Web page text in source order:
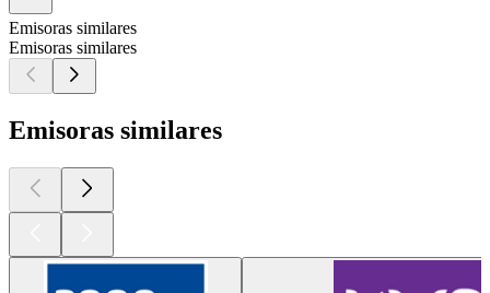
Emisoras similares
Emisoras similares
Emisoras similares